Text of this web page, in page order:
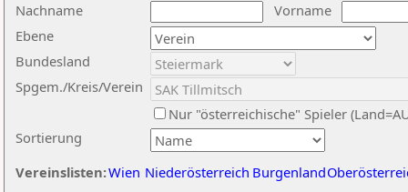
Nachname
Vorname
Ebene
Sortierung
Bundesland
Spgem./Kreis/Verein
Nur "österreichische" Spieler
Vereinslisten:Wien Niederösterreich Burgenland